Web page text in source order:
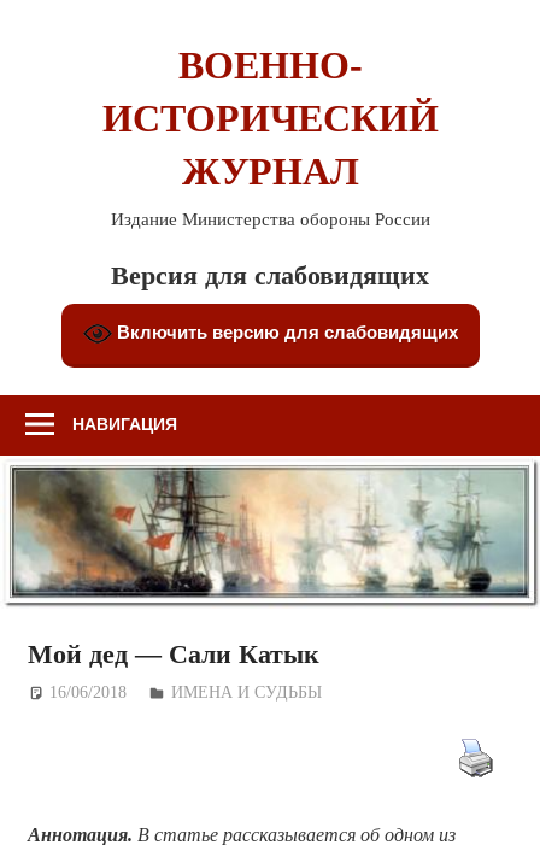
ВОЕННО-
ИСТОРИЧЕСКИЙ
ЖУРНАЛ
Издание Министерства обороны России
Версия для слабовидящих
Включить версию для слабовидящих
НАВИГАЦИЯ
Мой дед — Сали Катык
16/06/2018 Дежурный по Редакции
ИМЕНА И СУДЬБЫ
Аннотация. В статье рассказывается об одном из